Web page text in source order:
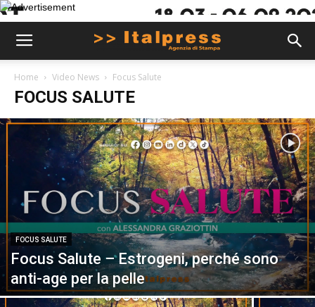
Home Video News Focus Salute
FOCUS SALUTE
FOCUS SALUTE
Focus Salute – Estrogeni, perché sono
anti-age per la pelle